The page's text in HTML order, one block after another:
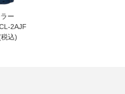
ー
2AJF
込)